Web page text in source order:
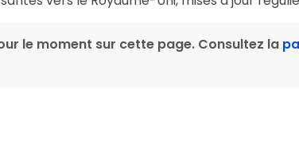
le moment sur cette page. Consultez la